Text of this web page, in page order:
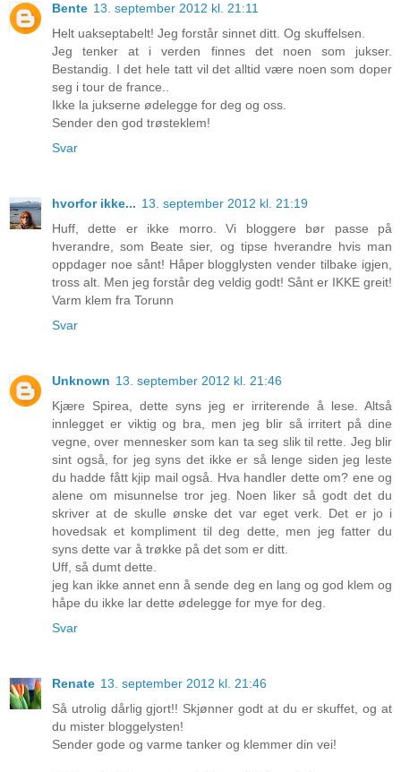
Bente 13. september 2012 kl. 21:11
Helt uakseptabelt! Jeg forstår sinnet ditt. Og skuffelsen.
Jeg tenker at i verden finnes det noen som jukser.
Bestandig. I det hele tatt vil det alltid være noen som doper
seg i tour de france..
Ikke la jukserne ødelegge for deg og oss.
Sender den god trøsteklem!
Svar
hvorfor ikke... 13. september 2012 kl. 21:19
Huff, dette er ikke morro. Vi bloggere bør passe på
hverandre, som Beate sier, og tipse hverandre hvis man
oppdager noe sånt! Håper blogglysten vender tilbake igjen,
tross alt. Men jeg forstår deg veldig godt! Sånt er IKKE greit!
Varm klem fra Torunn
Svar
Unknown 13. september 2012 kl. 21:46
Kjære Spirea, dette syns jeg er irriterende å lese. Altså
innlegget er viktig og bra, men jeg blir så irritert på dine
vegne, over mennesker som kan ta seg slik til rette. Jeg blir
sint også, for jeg syns det ikke er så lenge siden jeg leste
du hadde fått kjip mail også. Hva handler dette om? ene og
alene om misunnelse tror jeg. Noen liker så godt det du
skriver at de skulle ønske det var eget verk. Det er jo i
hovedsak et kompliment til deg dette, men jeg fatter du
syns dette var å trøkke på det som er ditt.
Uff, så dumt dette.
jeg kan ikke annet enn å sende deg en lang og god klem og
håpe du ikke lar dette ødelegge for mye for deg.
Svar
Renate 13. september 2012 kl. 21:46
Så utrolig dårlig gjort!! Skjønner godt at du er skuffet, og at
du mister bloggelysten!
Sender gode og varme tanker og klemmer din vei!